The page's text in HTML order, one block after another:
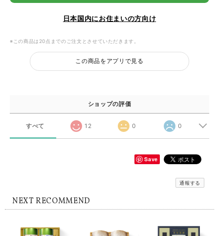
日本国内にお住まいの方向け
※この商品は20点までのご注文とさせていただきます。
この商品をアプリで見る
ショップの評価
すべて 12 0 0
Save
通報する
NEXT RECOMMEND